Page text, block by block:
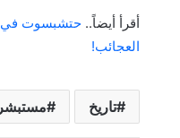
أقرأ أيضاً.. حتشبسوت في
العجائب!
تاريخ مستبشر